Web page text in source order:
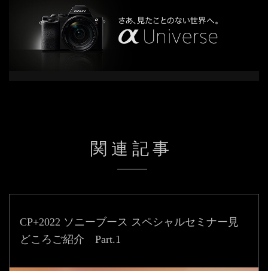
関連記事
CP+2022 ソニーブース スペシャルセミナー見
どころ ご紹介 Part.1